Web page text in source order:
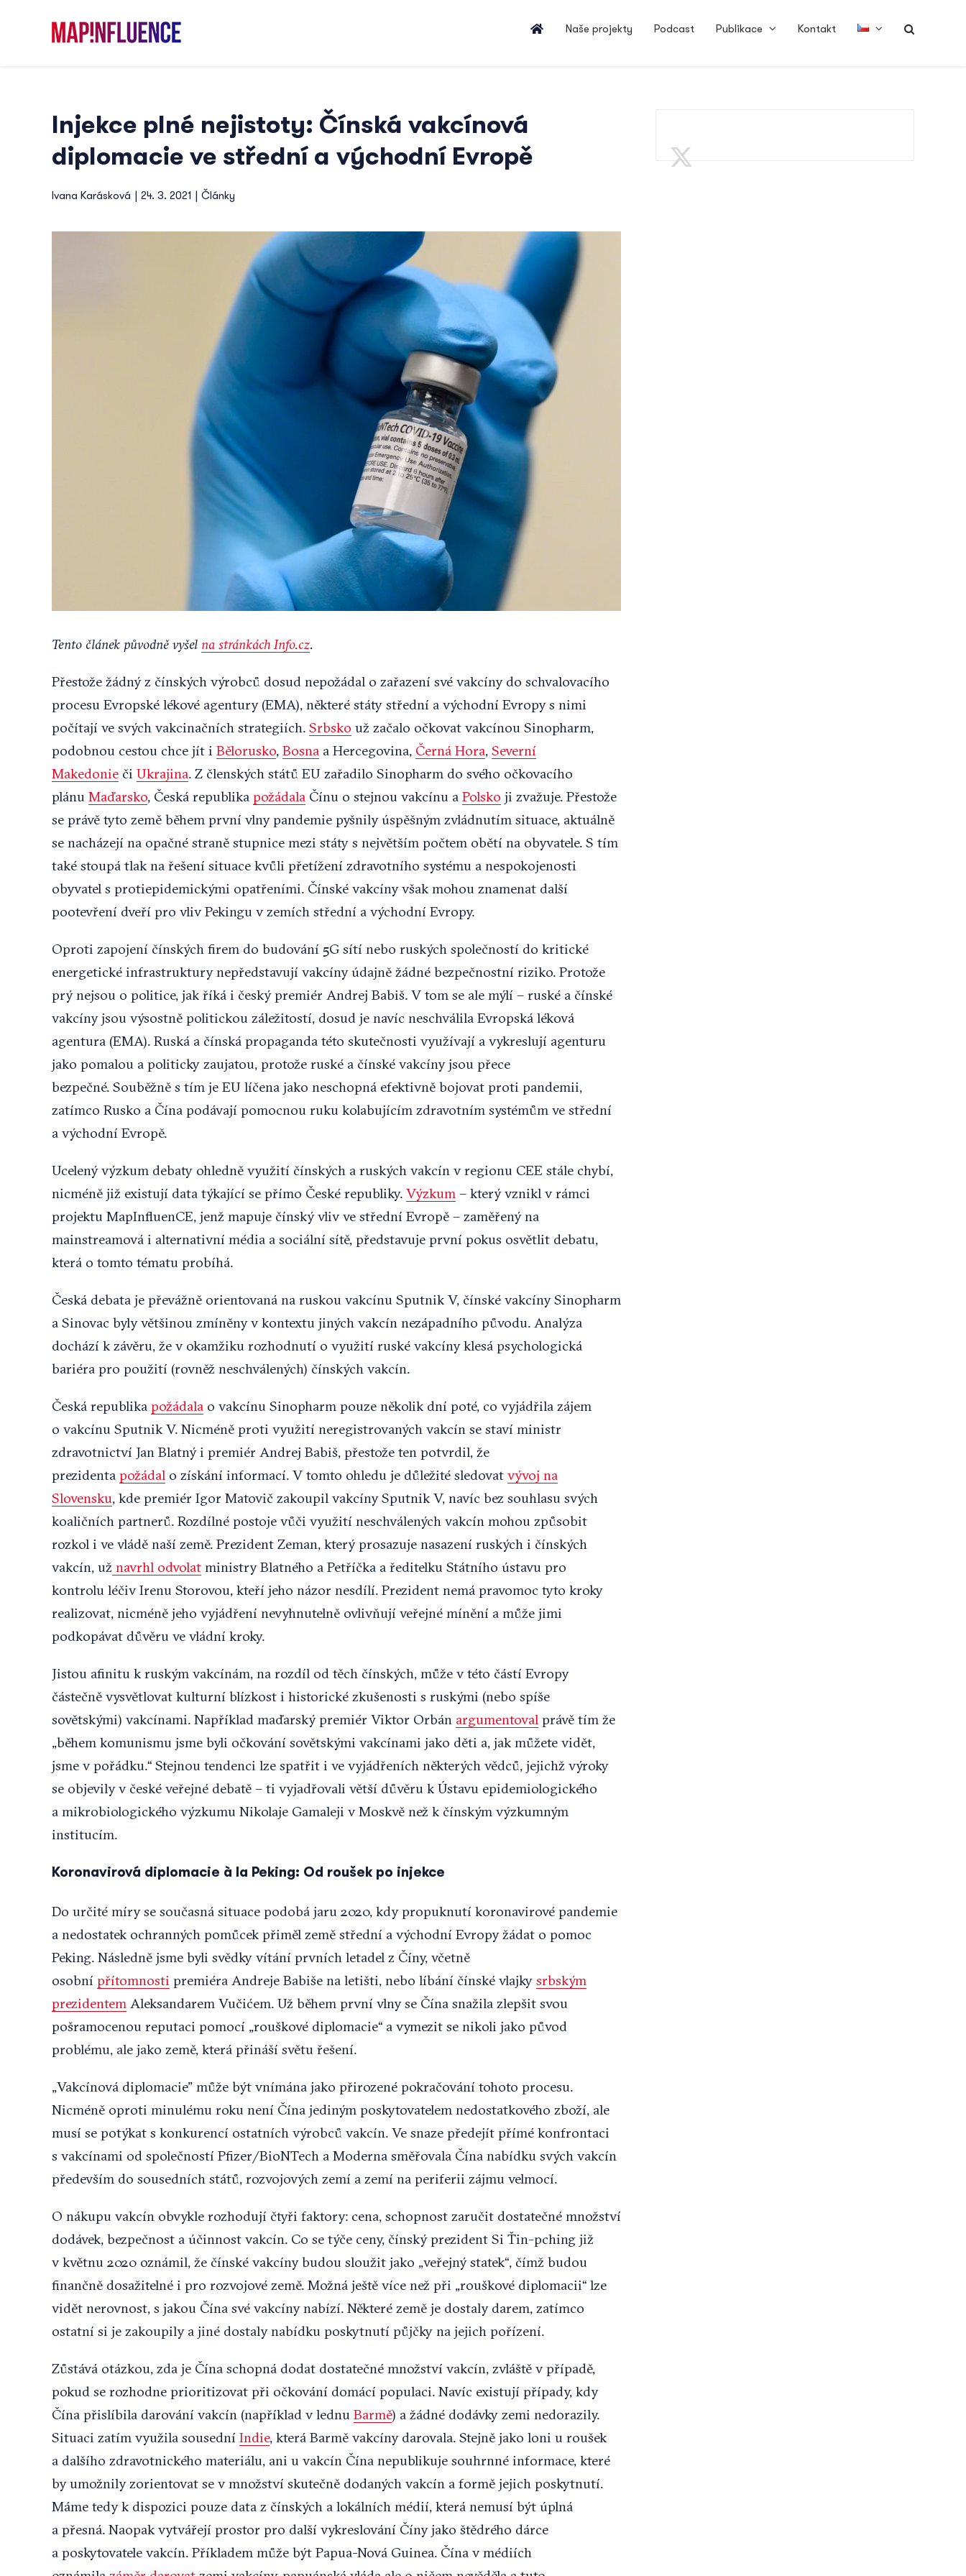
Naše projekty Podcast Publikace Kontakt
Injekce plné nejistoty: Čínská vakcínová
diplomacie ve střední a východní Evropě
Ivana Karásková | 24. 3. 2021 | Články
Tento článek původně vyšel na stránkách Info.cz.
Přestože žádný z čínských výrobců dosud nepožádal o zařazení své vakcíny do schvalovacího
procesu Evropské lékové agentury (EMA), některé státy střední a východní Evropy s nimi
počítají ve svých vakcinačních strategiích. Srbsko už začalo očkovat vakcínou Sinopharm,
podobnou cestou chce jít i Bělorusko, Bosna a Hercegovina, Černá Hora, Severní
Makedonie či Ukrajina. Z členských států EU zařadilo Sinopharm do svého očkovacího
plánu Maďarsko, Česká republika požádala Čínu o stejnou vakcínu a Polsko ji zvažuje. Přestože
se právě tyto země během první vlny pandemie pyšnily úspěšným zvládnutím situace, aktuálně
se nacházejí na opačné straně stupnice mezi státy s největším počtem obětí na obyvatele. S tím
také stoupá tlak na řešení situace kvůli přetížení zdravotního systému a nespokojenosti
obyvatel s protiepidemickými opatřeními. Čínské vakcíny však mohou znamenat další
pootevření dveří pro vliv Pekingu v zemích střední a východní Evropy.
Oproti zapojení čínských firem do budování 5G sítí nebo ruských společností do kritické
energetické infrastruktury nepředstavují vakcíny údajně žádné bezpečnostní riziko. Protože
prý nejsou o politice, jak říká i český premiér Andrej Babiš. V tom se ale mýlí – ruské a čínské
vakcíny jsou výsostně politickou záležitostí, dosud je navíc neschválila Evropská léková
agentura (EMA). Ruská a čínská propaganda této skutečnosti využívají a vykreslují agenturu
jako pomalou a politicky zaujatou, protože ruské a čínské vakcíny jsou přece
bezpečné. Souběžně s tím je EU líčena jako neschopná efektivně bojovat proti pandemii,
zatímco Rusko a Čína podávají pomocnou ruku kolabujícím zdravotním systémům ve střední
a východní Evropě.
Ucelený výzkum debaty ohledně využití čínských a ruských vakcín v regionu CEE stále chybí,
nicméně již existují data týkající se přímo České republiky. Výzkum – který vznikl v rámci
projektu MapInfluenCE, jenž mapuje čínský vliv ve střední Evropě – zaměřený na
mainstreamová i alternativní média a sociální sítě, představuje první pokus osvětlit debatu,
která o tomto tématu probíhá.
Česká debata je převážně orientovaná na ruskou vakcínu Sputnik V, čínské vakcíny Sinopharm
a Sinovac byly většinou zmíněny v kontextu jiných vakcín nezápadního původu. Analýza
dochází k závěru, že v okamžiku rozhodnutí o využití ruské vakcíny klesá psychologická
bariéra pro použití (rovněž neschválených) čínských vakcín.
Česká republika požádala o vakcínu Sinopharm pouze několik dní poté, co vyjádřila zájem
o vakcínu Sputnik V. Nicméně proti využití neregistrovaných vakcín se staví ministr
zdravotnictví Jan Blatný i premiér Andrej Babiš, přestože ten potvrdil, že
prezidenta požádal o získání informací. V tomto ohledu je důležité sledovat vývoj na
Slovensku, kde premiér Igor Matovič zakoupil vakcíny Sputnik V, navíc bez souhlasu svých
koaličních partnerů. Rozdílné postoje vůči využití neschválených vakcín mohou způsobit
rozkol i ve vládě naší země. Prezident Zeman, který prosazuje nasazení ruských i čínských
vakcín, už navrhl odvolat ministry Blatného a Petříčka a ředitelku Státního ústavu pro
kontrolu léčiv Irenu Storovou, kteří jeho názor nesdílí. Prezident nemá pravomoc tyto kroky
realizovat, nicméně jeho vyjádření nevyhnutelně ovlivňují veřejné mínění a může jimi
podkopávat důvěru ve vládní kroky.
Jistou afinitu k ruským vakcínám, na rozdíl od těch čínských, může v této částí Evropy
částečně vysvětlovat kulturní blízkost i historické zkušenosti s ruskými (nebo spíše
sovětskými) vakcínami. Například maďarský premiér Viktor Orbán argumentoval právě tím že
„během komunismu jsme byli očkování sovětskými vakcínami jako děti a, jak můžete vidět,
jsme v pořádku.“ Stejnou tendenci lze spatřit i ve vyjádřeních některých vědců, jejichž výroky
se objevily v české veřejné debatě – ti vyjadřovali větší důvěru k Ústavu epidemiologického
a mikrobiologického výzkumu Nikolaje Gamaleji v Moskvě než k čínským výzkumným
institucím.
Koronavirová diplomacie à la Peking: Od roušek po injekce
Do určité míry se současná situace podobá jaru 2020, kdy propuknutí koronavirové pandemie
a nedostatek ochranných pomůcek přiměl země střední a východní Evropy žádat o pomoc
Peking. Následně jsme byli svědky vítání prvních letadel z Číny, včetně
osobní přítomnosti premiéra Andreje Babiše na letišti, nebo líbání čínské vlajky srbským
prezidentem Aleksandarem Vučićem. Už během první vlny se Čína snažila zlepšit svou
pošramocenou reputaci pomocí „rouškové diplomacie“ a vymezit se nikoli jako původ
problému, ale jako země, která přináší světu řešení.
„Vakcínová diplomacie” může být vnímána jako přirozené pokračování tohoto procesu.
Nicméně oproti minulému roku není Čína jediným poskytovatelem nedostatkového zboží, ale
musí se potýkat s konkurencí ostatních výrobců vakcín. Ve snaze předejít přímé konfrontaci
s vakcínami od společností Pfizer/BioNTech a Moderna směřovala Čína nabídku svých vakcín
především do sousedních států, rozvojových zemí a zemí na periferii zájmu velmocí.
O nákupu vakcín obvykle rozhodují čtyři faktory: cena, schopnost zaručit dostatečné množství
dodávek, bezpečnost a účinnost vakcín. Co se týče ceny, čínský prezident Si Ťin-pching již
v květnu 2020 oznámil, že čínské vakcíny budou sloužit jako „veřejný statek“, čímž budou
finančně dosažitelné i pro rozvojové země. Možná ještě více než při „rouškové diplomacii“ lze
vidět nerovnost, s jakou Čína své vakcíny nabízí. Některé země je dostaly darem, zatímco
ostatní si je zakoupily a jiné dostaly nabídku poskytnutí půjčky na jejich pořízení.
Zůstává otázkou, zda je Čína schopná dodat dostatečné množství vakcín, zvláště v případě,
pokud se rozhodne prioritizovat při očkování domácí populaci. Navíc existují případy, kdy
Čína přislíbila darování vakcín (například v lednu Barmě) a žádné dodávky zemi nedorazily.
Situaci zatím využila sousední Indie, která Barmě vakcíny darovala. Stejně jako loni u roušek
a dalšího zdravotnického materiálu, ani u vakcín Čína nepublikuje souhrnné informace, které
by umožnily zorientovat se v množství skutečně dodaných vakcín a formě jejich poskytnutí.
Máme tedy k dispozici pouze data z čínských a lokálních médií, která nemusí být úplná
a přesná. Naopak vytvářejí prostor pro další vykreslování Číny jako štědrého dárce
a poskytovatele vakcín. Příkladem může být Papua-Nová Guinea. Čína v médiích